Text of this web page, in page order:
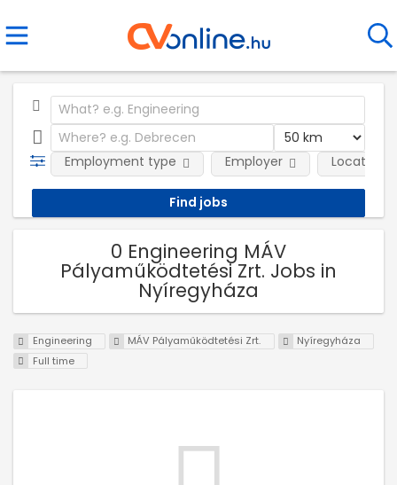
Employment type Employer Location
0 Engineering MÁV
Pályaműködtetési Zrt. Jobs in
Nyíregyháza
Engineering MÁV Pályaműködtetési Zrt.
Nyíregyháza
Full time